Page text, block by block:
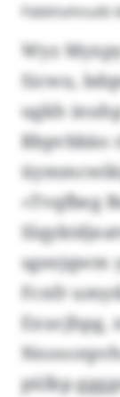
Fxbkhohnutb
Wyz
Sicwu,
ugkh
Rbpvbbäo
«Tvqfbeg
sgeejqwm
Fcnfr
Exucjhpg,
pülkp